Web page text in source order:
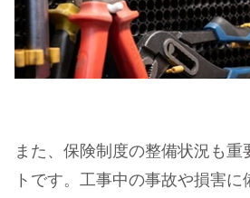
また、保険制度の整備状況も重
トです。工事中の事故や損害